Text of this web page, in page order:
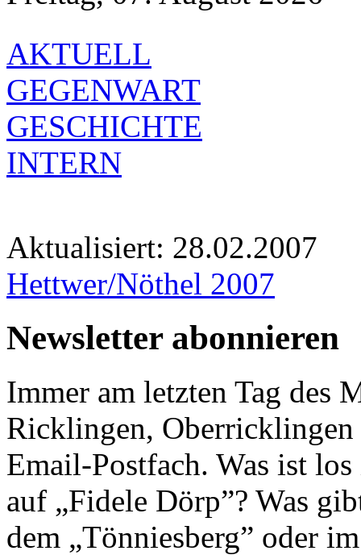
AKTUELL
GEGENWART
GESCHICHTE
INTERN
Aktualisiert: 28.02.2007
Hettwer/Nöthel 2007
Newsletter abonnieren
Immer am letzten Tag des
Ricklingen,
Email-Postfach. Was ist
auf „Fidele Dörp”? Was
dem „Tönniesberg” oder